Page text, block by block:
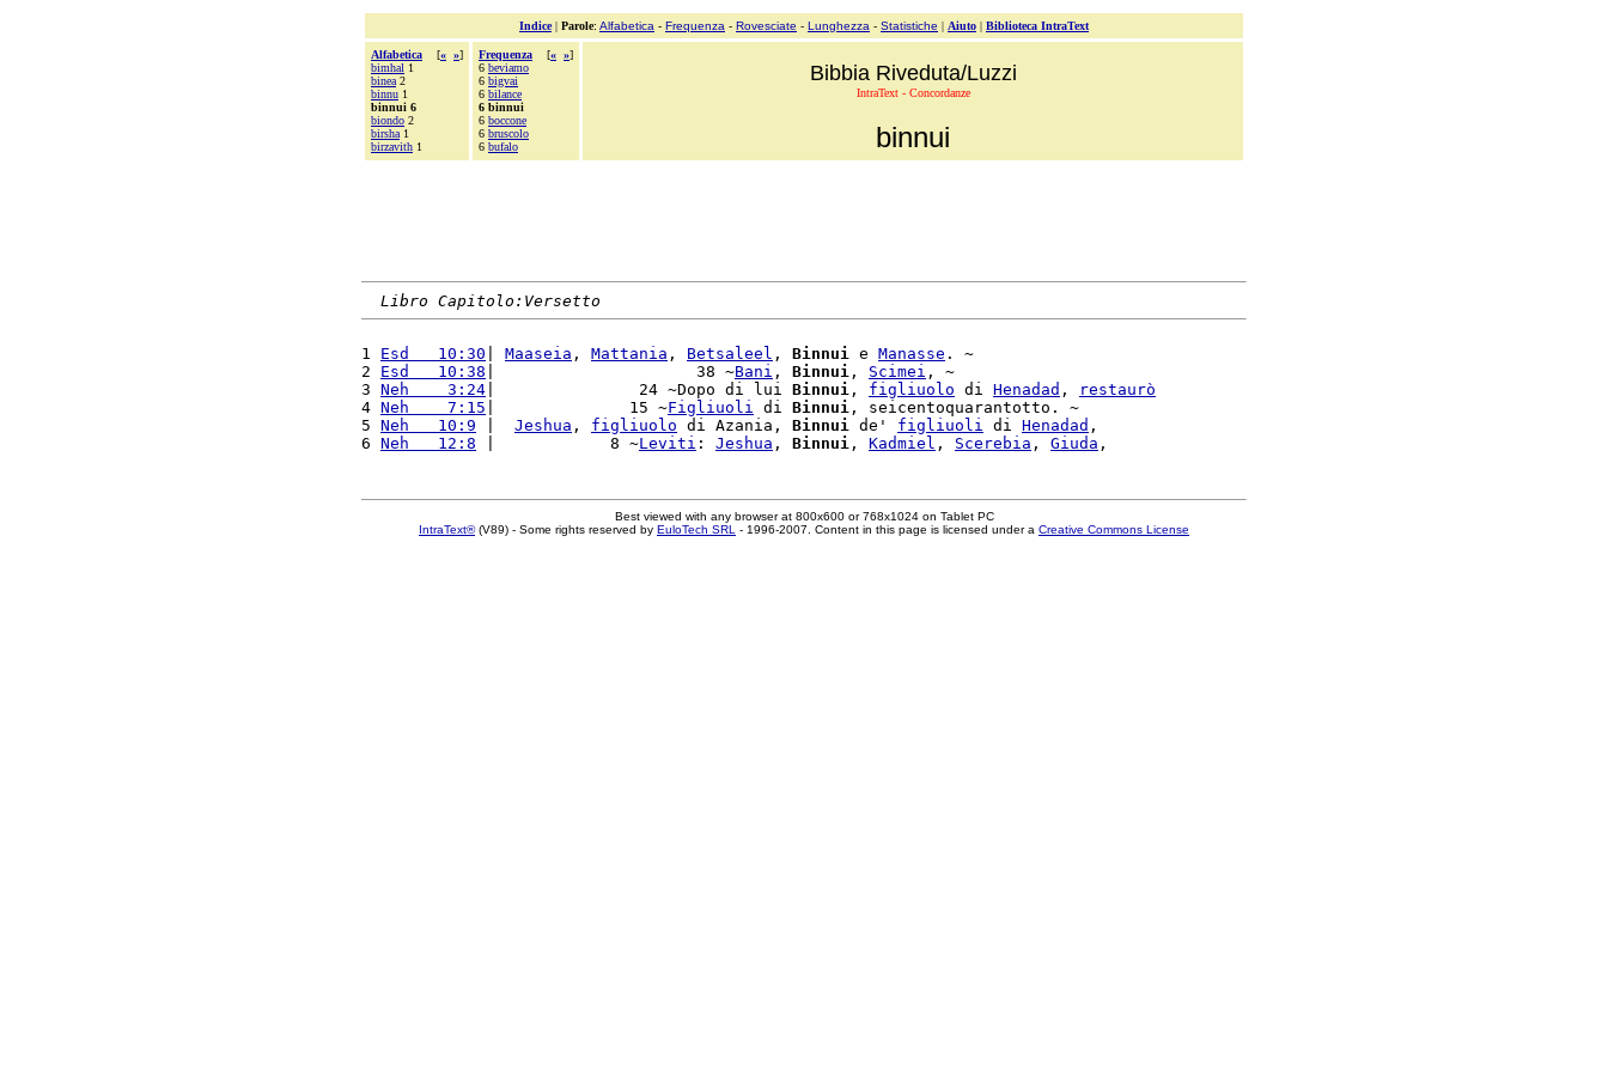
Indice| Parole: Alfabetica - Frequenza - Rovesciate - Lunghezza - Statistiche | Aiuto | Biblioteca IntraText
Alfabetica [« »]
bimhal 1
binea 2
binnu 1
binnui 6
biondo 2
birsha 1
birzavith 1
Frequenza [« »]
6 beviamo
6 bigvai
6 bilance
6 binnui
6 boccone
6 bruscolo
6 bufalo
Bibbia Riveduta/Luzzi
IntraText - Concordanze
binnui
Libro Capitolo:Versetto
1 Esd   10:30 Maaseia , Mattania , Betsaleel , Binnui e Manasse . ~
2 Esd   10:38 |                     38 ~Bani , Binnui , Scimei , ~
3 Neh    3:24 |               24 ~Dopo di lui Binnui , figliuolo di Henadad ,
restaurò
4 Neh    7:15 |              15 ~Figliuoli di Binnui , seicentoquarantotto. ~
5 Neh   10:9 Jeshua , figliuolo di Azania, Binnui de' figliuoli di Henadad ,
6 Neh   12:8 |            8 ~Leviti : Jeshua , Binnui , Kadmiel , Scerebia , Giuda
Best viewed with any browser at 800x600 or 768x1024 on Tablet PC
IntraText®(V89) - Some rights reserved by EuloTech SRL - 1996-2007. Content in this page is licensed under a Creative Commons License